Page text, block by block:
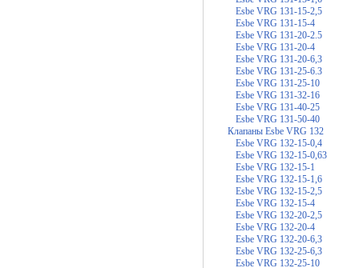
Esbe VRG 131-15-2,5
Esbe VRG 131-15-4
Esbe VRG 131-20-2.5
Esbe VRG 131-20-4
Esbe VRG 131-20-6,3
Esbe VRG 131-25-6.3
Esbe VRG 131-25-10
Esbe VRG 131-32-16
Esbe VRG 131-40-25
Esbe VRG 131-50-40
Клапаны Esbe VRG 132
Esbe VRG 132-15-0,4
Esbe VRG 132-15-0,63
Esbe VRG 132-15-1
Esbe VRG 132-15-1,6
Esbe VRG 132-15-2,5
Esbe VRG 132-15-4
Esbe VRG 132-20-2,5
Esbe VRG 132-20-4
Esbe VRG 132-20-6,3
Esbe VRG 132-25-6,3
Esbe VRG 132-25-10